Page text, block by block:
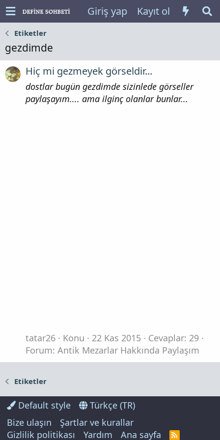
Giriş yap Kayıt ol
Etiketler
gezdimde
Hiç mi gezmeyek görseldir...
dostlar bugün gezdimde sizinlede görseller
paylaşayım.... ama ilginç olanlar bunlar...
tatar26 Konu 22 Kas 2015
Cevaplar: 29
Forum: Antik Mezarlar Hakkında Paylaşım
Etiketler
Default style
Türkçe (TR)
Bize ulaşın
Şartlar ve kurallar
Gizlilik politikası
Yardım Ana sayfa
R